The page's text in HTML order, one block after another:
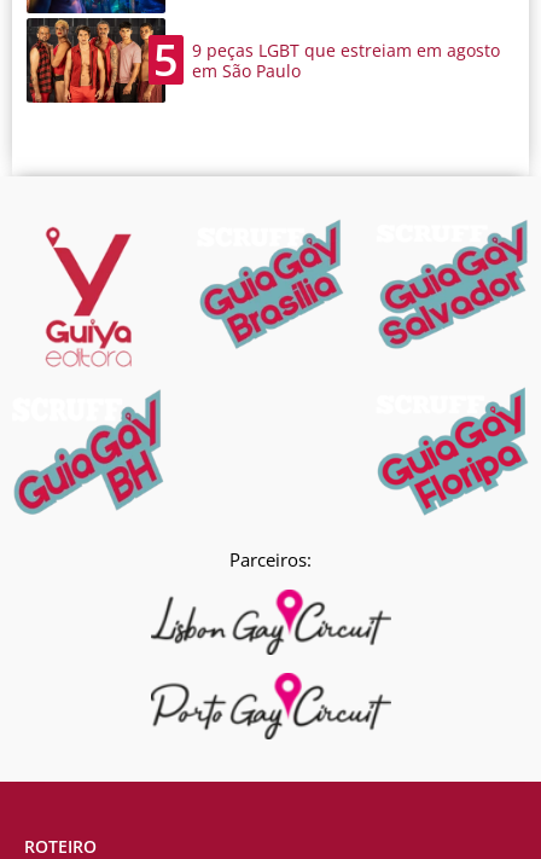
5
9 peças LGBT que estreiam em agosto
em São Paulo
Parceiros:
ROTEIRO